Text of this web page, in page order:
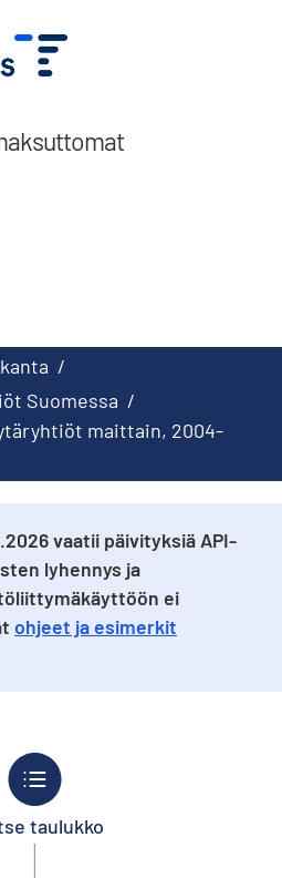
/
Suomessa /
maittain, 2004-
vaatii päivityksiä API-
lyhennys ja
ei
ohjeet ja esimerkit
taulukko